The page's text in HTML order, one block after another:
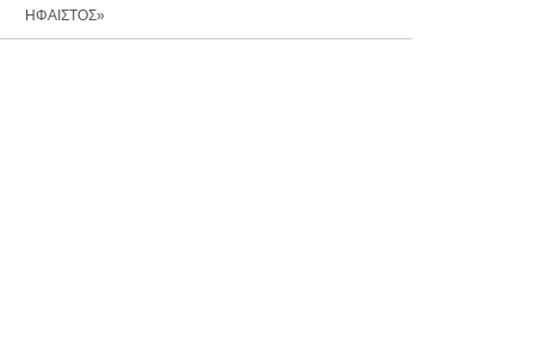
ΗΦΑΙΣΤΟΣ»